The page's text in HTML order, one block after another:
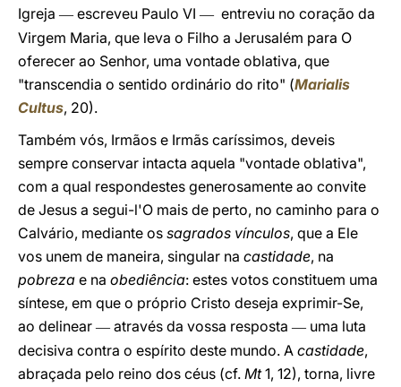
Igreja — escreveu Paulo VI — entreviu no coração da
Virgem Maria, que leva o Filho a Jerusalém para O
oferecer ao Senhor, uma vontade oblativa, que
"transcendia o sentido ordinário do rito" (Marialis
Cultus, 20).
Também vós, Irmãos e Irmãs caríssimos, deveis
sempre conservar intacta aquela "vontade oblativa",
com a qual respondestes generosamente ao convite
de Jesus a segui-l'O mais de perto, no caminho para o
Calvário, mediante os sagrados vínculos, que a Ele
vos unem de maneira, singular na castidade, na
pobreza e na obediência: estes votos constituem uma
síntese, em que o próprio Cristo deseja exprimir-Se,
ao delinear — através da vossa resposta — uma luta
decisiva contra o espírito deste mundo. A castidade,
abraçada pelo reino dos céus (cf. Mt1, 12), torna, livre